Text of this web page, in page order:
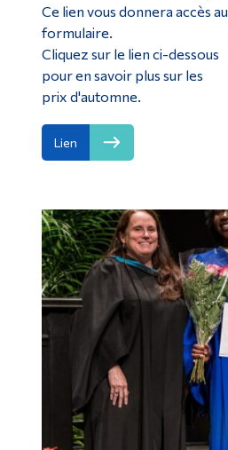
Ce lien vous donnera accès au
formulaire.
Cliquez sur le lien ci-dessous
pour en savoir plus sur les
prix d'automne.
Lien